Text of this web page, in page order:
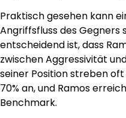
Praktisch gesehen kann
Angriffsfluss des Gegners
entscheidend ist, dass
zwischen Aggressivität
seiner Position streben
70% an, und Ramos
Benchmark.